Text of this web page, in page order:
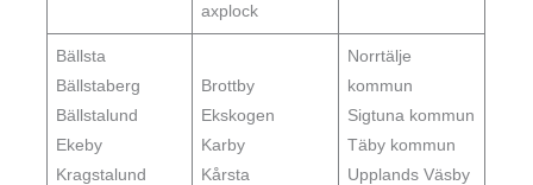
axplock
Bällsta
Bällstaberg
Bällstalund
Ekeby
Kragstalund
Brottby
Ekskogen
Karby
Kårsta
Norrtälje
kommun
Sigtuna kommun
Täby kommun
Upplands Väsby